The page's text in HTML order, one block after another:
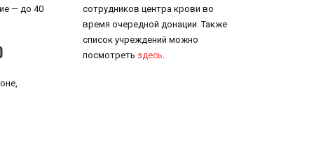
— до 40
сотрудников центра крови во
время очередной донации. Также
список учреждений можно
посмотреть здесь.